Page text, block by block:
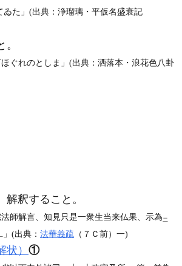
ゐた」(出典：浄瑠璃・平仮名盛衰記
ぐれのとしま」(出典：洒落本・浪花色八卦
釈すること。
師解言、知見只是一衆生当来仏果、示為二
」(出典： 法華義疏 （７Ｃ前）一)
） ①